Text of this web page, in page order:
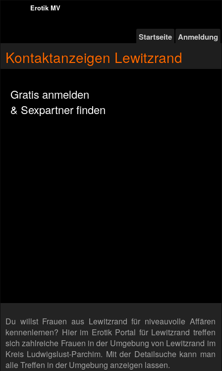
Erotik MV
Startseite Anmeldung
Kontaktanzeigen Lewitzrand
Gratis anmelden
& Sexpartner finden
Du willst Frauen aus Lewitzrand für niveauvolle Affären
kennenlernen? Hier im Erotik Portal für Lewitzrand treffen
sich zahlreiche Frauen in der Umgebung von Lewitzrand im
Kreis Ludwigslust-Parchim. Mit der Detailsuche kann man
alle Treffen in der Umgebung anzeigen lassen.